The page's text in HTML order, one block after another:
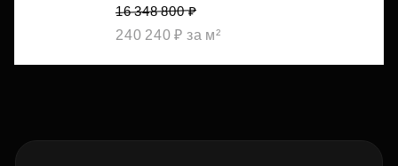
16 348 800 ₽
240 240 ₽ за м²